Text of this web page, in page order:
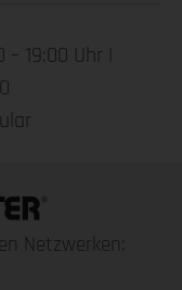
19:00 Uhr |
Netzwerken: